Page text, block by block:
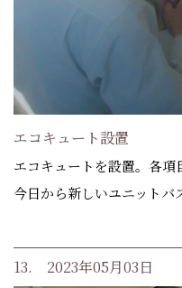
エコキュート設置
エコキュートを設置。各項
今日から新しいユニットバ
13. 2023年05月03日